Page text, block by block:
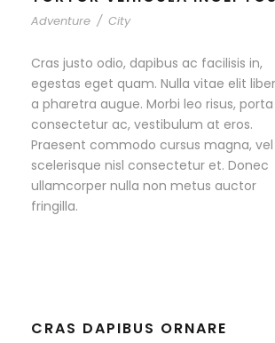
Adventure / City
Cras justo odio, dapibus ac facilisis in,
egestas eget quam. Nulla vitae elit
a pharetra augue. Morbi leo risus,
consectetur ac, vestibulum at eros.
Praesent commodo cursus magna, vel
scelerisque nisl consectetur et. Donec
ullamcorper nulla non metus auctor
fringilla.
CRAS DAPIBUS ORNARE